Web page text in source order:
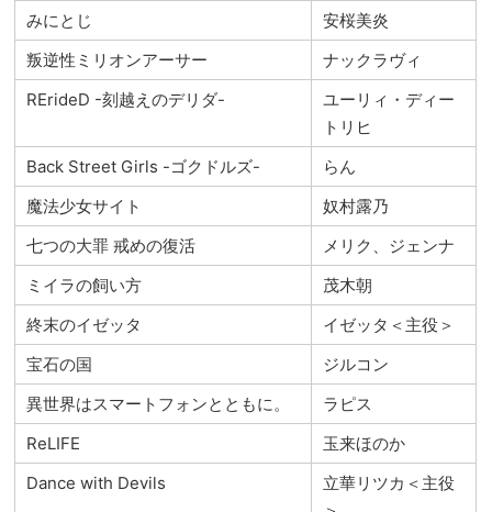
みにとじ
安桜美炎
叛逆性ミリオンアーサー
ナックラヴィ
RErideD -刻越えのデリダ-
ユーリィ・ディー
トリヒ
Back Street Girls -ゴクドルズ-
らん
魔法少女サイト
奴村露乃
七つの大罪 戒めの復活
メリク、ジェンナ
ミイラの飼い方
茂木朝
終末のイゼッタ
イゼッタ＜主役＞
宝石の国
ジルコン
異世界はスマートフォンとともに。
ラピス
ReLIFE
玉来ほのか
Dance with Devils
立華リツカ＜主役